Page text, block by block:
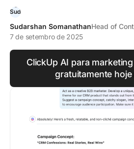
Sudarshan SomanathanHead of
7 de setembro de 2025
ClickUp AI para
gratuitamente hoje